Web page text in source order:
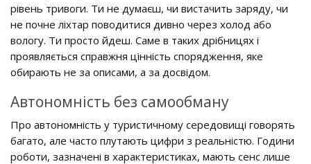
рівень тривоги. Ти не думаєш, чи вистачить заряду, чи
не почне ліхтар поводитися дивно через холод або
вологу. Ти просто йдеш. Саме в таких дрібницях і
проявляється справжня цінність спорядження, яке
обирають не за описами, а за досвідом.
Автономність без самообману
Про автономність у туристичному середовищі говорять
багато, але часто плутають цифри з реальністю. Години
роботи, зазначені в характеристиках, мають сенс лише